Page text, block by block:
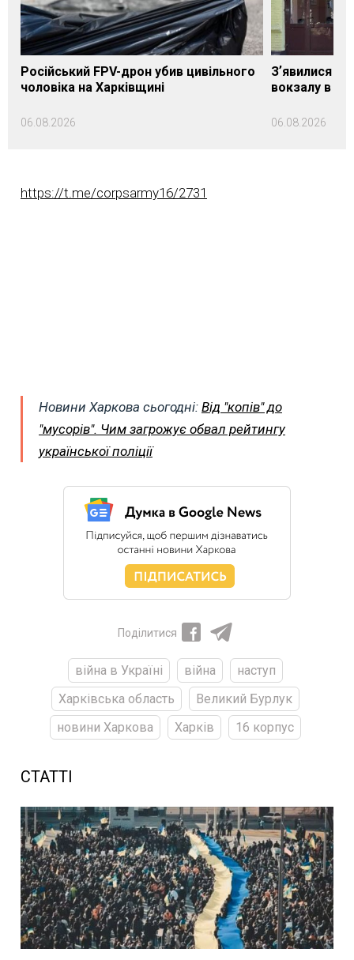
Російський FPV-дрон убив цивільного
чоловіка на Харківщині
06.08.2026
Зʼявилися
вокзалу в
06.08.2026
https://t.me/corpsarmy16/2731
Новини Харкова сьогодні: Від "копів" до
"мусорів". Чим загрожує обвал рейтингу
української поліції
Поділитися
війна в Україні війна
наступ
Харківська область
Великий Бурлук
новини Харкова
Харків 16 корпус
СТАТТІ